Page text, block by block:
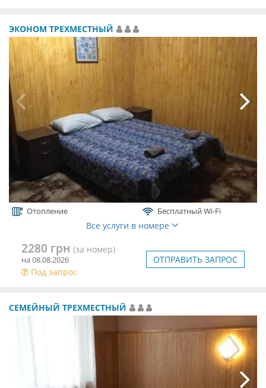
ЭКОНОМ ТРЕХМЕСТНЫЙ
Отопление Бесплатный Wi-Fi
Все услуги в номере
2280 грн (за номер)
на 08.08.2026
Под запрос
ОТПРАВИТЬ ЗАПРОС
СЕМЕЙНЫЙ ТРЕХМЕСТНЫЙ